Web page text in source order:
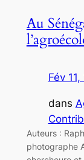
Au
Fév
dans
Auteurs :
photographe